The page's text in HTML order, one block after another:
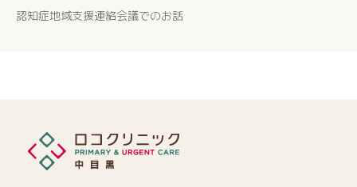
認知症地域支援連絡会議でのお話